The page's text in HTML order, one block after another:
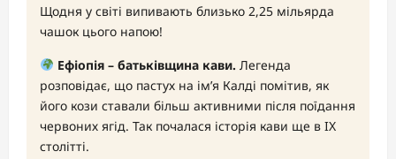
Щодня у світі випивають близько 2,25 мільярда
чашок цього напою!
Ефіопія – батьківщина кави. Легенда
розповідає, що пастух на ім’я Калді помітив, як
його кози ставали більш активними після поїдання
червоних ягід. Так почалася історія кави ще в IX
столітті.